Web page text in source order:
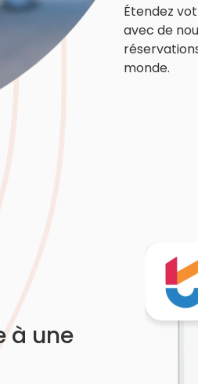
Étendez
avec de
monde.
à une